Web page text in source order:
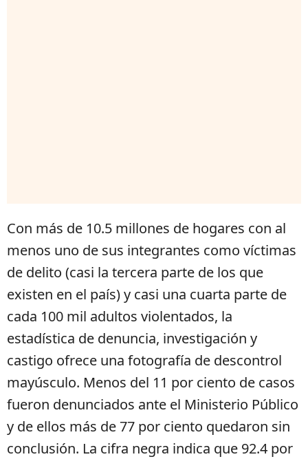
Con más de 10.5 millones de hogares con al
menos uno de sus integrantes como víctimas
de delito (casi la tercera parte de los que
existen en el país) y casi una cuarta parte de
cada 100 mil adultos violentados, la
estadística de denuncia, investigación y
castigo ofrece una fotografía de descontrol
mayúsculo. Menos del 11 por ciento de casos
fueron denunciados ante el Ministerio Público
y de ellos más de 77 por ciento quedaron sin
conclusión. La cifra negra indica que 92.4 por